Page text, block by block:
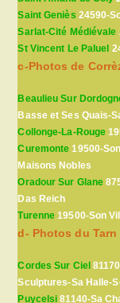
Saint Geniès 24590-
Sarlat-Cité Médiévale
St Vincent Le Paluel
c-Photos de
Beaulieu Sur
Basse et Ses Quais-
Collonge-La-Rouge
Curemonte 19500-
Maisons Nobles
Oradour Sur Glane
Das Reich
Turenne 19500-Son
d- Photos du Tarn
Cordes Sur Ciel
Sculptures-Sa Halle-
Puycelsi 81140-Sa